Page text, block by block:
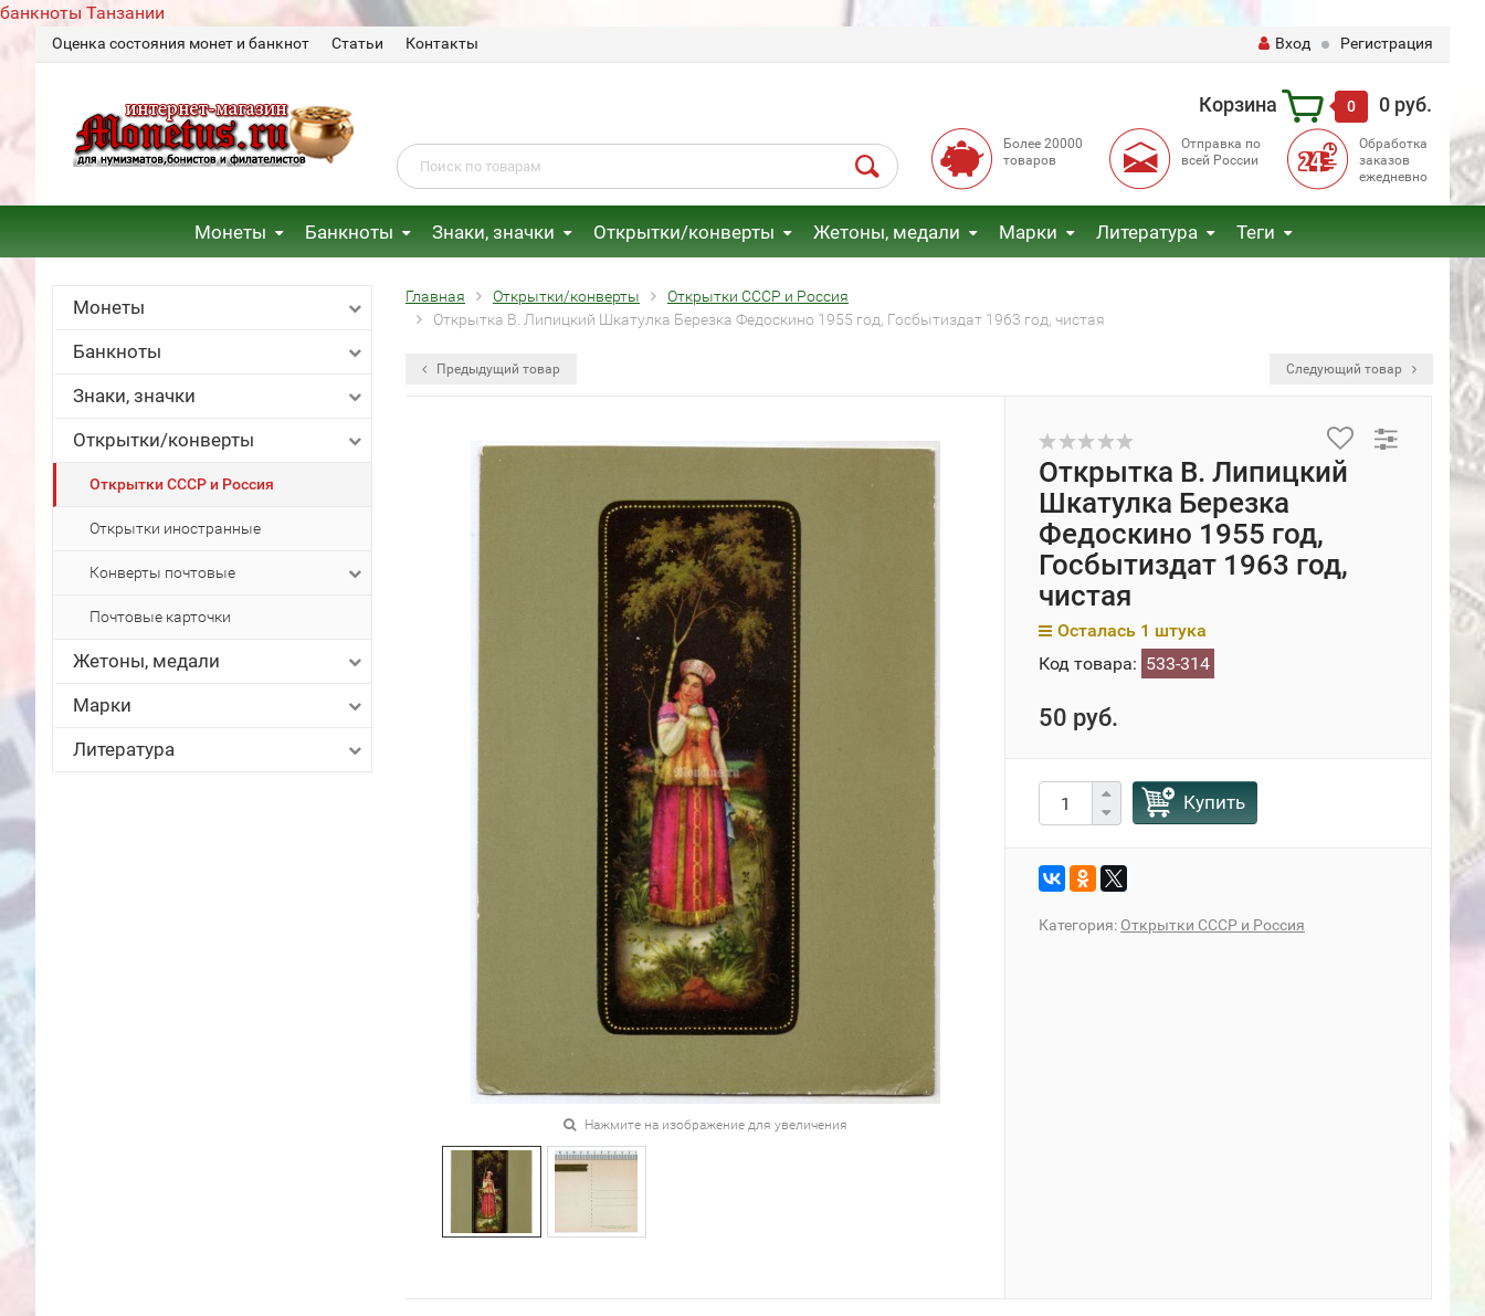
банкноты Танзании
Оценка состояния монет и банкнот Статьи Контакты Вход Регистрация
Корзина 0 0 руб.
Более 20000
товаров
Отправка по
всей России
Обработка
заказов
ежедневно
Монеты Банкноты Знаки, значки Открытки/конверты Жетоны, медали Марки Литература Теги
Монеты
Банкноты
Знаки, значки
Открытки/конверты
Открытки СССР и Россия
Открытки иностранные
Конверты почтовые
Почтовые карточки
Жетоны, медали
Марки
Литература
Главная Открытки/конверты
Открытки СССР и Россия
Открытка В. Липицкий Шкатулка Березка Федоскино 1955 год, Госбытиздат 1963 год, чистая
Предыдущий товар Следующий товар
Нажмите на изображение для увеличения
Открытка В. Липицкий
Шкатулка Березка
Федоскино 1955 год,
Госбытиздат 1963 год,
чистая
Осталась 1 штука
Код товара: 533-314
50 руб.
Купить
Категория: Открытки СССР и Россия